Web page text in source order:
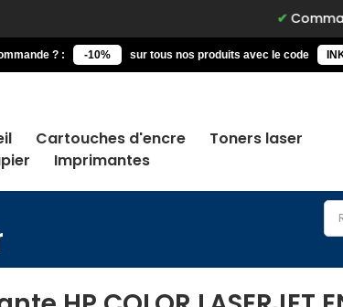
Commandez
? : -10% sur tous nos produits avec le code
Cartouches d'encre
Toners laser
Imprimantes